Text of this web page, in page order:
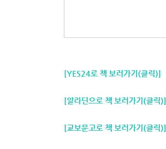
[YES24로 책 보러가기(클릭)]
[알라딘으로 책 보러가기(클릭)]
[교보문고로 책 보러가기(클릭)]